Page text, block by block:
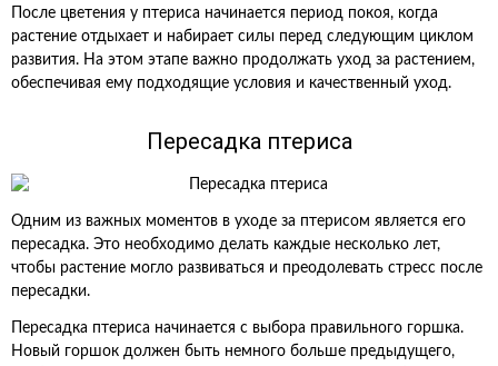
После цветения у птериса начинается период покоя, когда
растение отдыхает и набирает силы перед следующим циклом
развития. На этом этапе важно продолжать уход за растением,
обеспечивая ему подходящие условия и качественный уход.
Пересадка птериса
Одним из важных моментов в уходе за птерисом является его
пересадка. Это необходимо делать каждые несколько лет,
чтобы растение могло развиваться и преодолевать стресс после
пересадки.
Пересадка птериса начинается с выбора правильного горшка.
Новый горшок должен быть немного больше предыдущего,